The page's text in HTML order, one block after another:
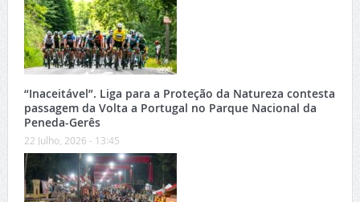
“Inaceitável”. Liga para a Proteção da Natureza contesta
passagem da Volta a Portugal no Parque Nacional da
Peneda-Gerês
22 Julho, 2026 - 13:45